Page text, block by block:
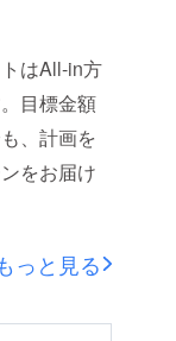
はAll-in方
目標金額
、計画を
をお届け
っと見る